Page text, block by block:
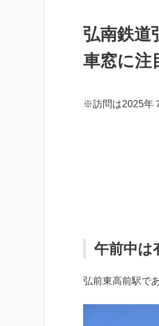
弘南鉄道
車窓に注
※訪問は2025年
午前中は
弘前東高前駅で